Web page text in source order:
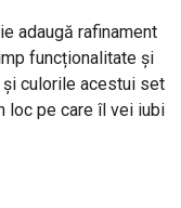
adaugă rafinament
funcționalitate și
culorile acestui set
loc pe care îl vei iubi